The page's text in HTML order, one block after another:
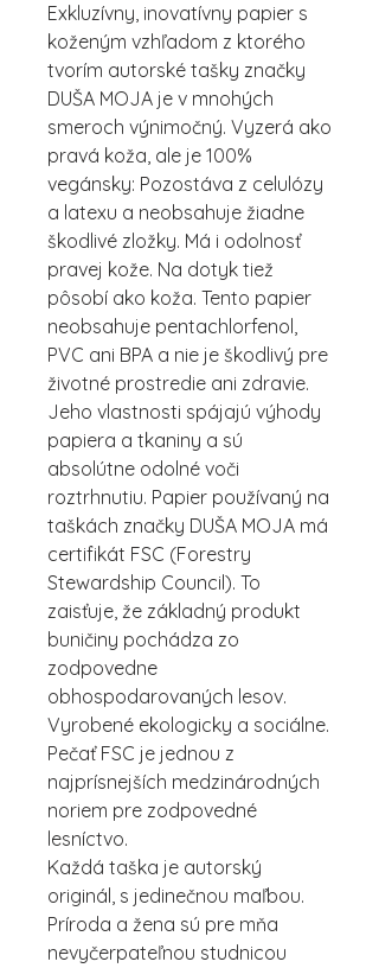
Exkluzívny, inovatívny papier s
koženým vzhľadom z ktorého
tvorím autorské tašky značky
DUŠA MOJA je v mnohých
smeroch výnimočný. Vyzerá ako
pravá koža, ale je 100%
vegánsky: Pozostáva z celulózy
a latexu a neobsahuje žiadne
škodlivé zložky. Má i odolnosť
pravej kože. Na dotyk tiež
pôsobí ako koža. Tento papier
neobsahuje pentachlorfenol,
PVC ani BPA a nie je škodlivý pre
životné prostredie ani zdravie.
Jeho vlastnosti spájajú výhody
papiera a tkaniny a sú
absolútne odolné voči
roztrhnutiu. Papier používaný na
taškách značky DUŠA MOJA má
certifikát FSC (Forestry
Stewardship Council). To
zaisťuje, že základný produkt
buničiny pochádza zo
zodpovedne
obhospodarovaných lesov.
Vyrobené ekologicky a sociálne.
Pečať FSC je jednou z
najprísnejších medzinárodných
noriem pre zodpovedné
lesníctvo.
Každá taška je autorský
originál, s jedinečnou maľbou.
Príroda a žena sú pre mňa
nevyčerpateľnou studnicou